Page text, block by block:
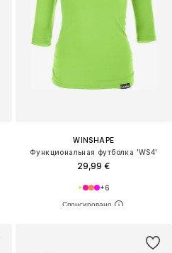
WINSHAPE
Функциональная футболка 'WS4'
29,99 €
+6